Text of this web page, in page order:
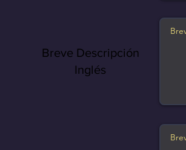
Breve Descripción
Inglés